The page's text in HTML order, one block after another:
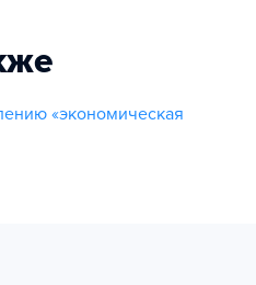
«экономическая